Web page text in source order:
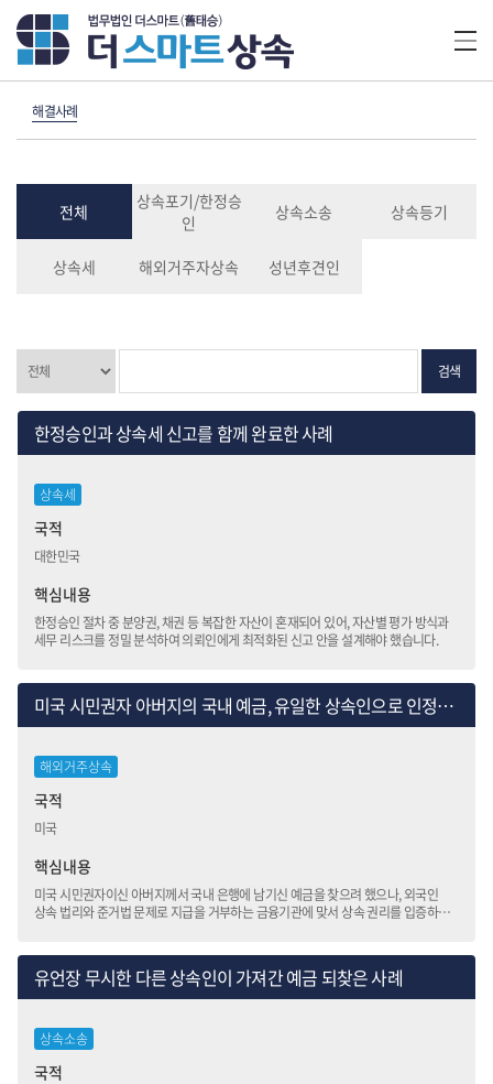
해결사례
전체
상속포기/한정승
인
상속소송 상속등기
상속세 해외거주자상속 성년후견인
검색
한정승인과 상속세 신고를 함께 완료한 사례
상속세
국적
대한민국
핵심내용
한정승인 절차 중 분양권, 채권 등 복잡한 자산이 혼재되어 있어, 자산별 평가 방식과
세무 리스크를 정밀 분석하여 의뢰인에게 최적화된 신고 안을 설계해야 했습니다.
미국 시민권자 아버지의 국내 예금, 유일한 상속인으로 인정받아 되찾은 사례
해외거주상속
국적
미국
핵심내용
미국 시민권자이신 아버지께서 국내 은행에 남기신 예금을 찾으려 했으나, 외국인
상속 법리와 준거법 문제로 지급을 거부하는 금융기관에 맞서 상속 권리를 입증하는
유언장 무시한 다른 상속인이 가져간 예금 되찾은 사례
상속소송
국적